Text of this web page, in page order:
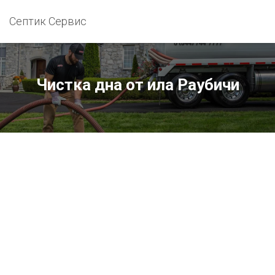
Септик Сервис
Чистка дна от ила Раубичи